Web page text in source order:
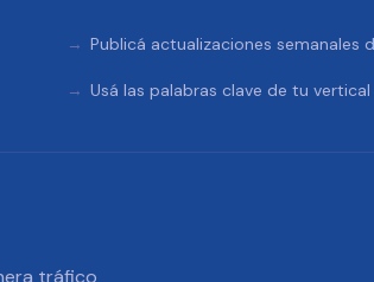
Publicá actualizaciones semanales
Usá las palabras clave de tu
tráfico